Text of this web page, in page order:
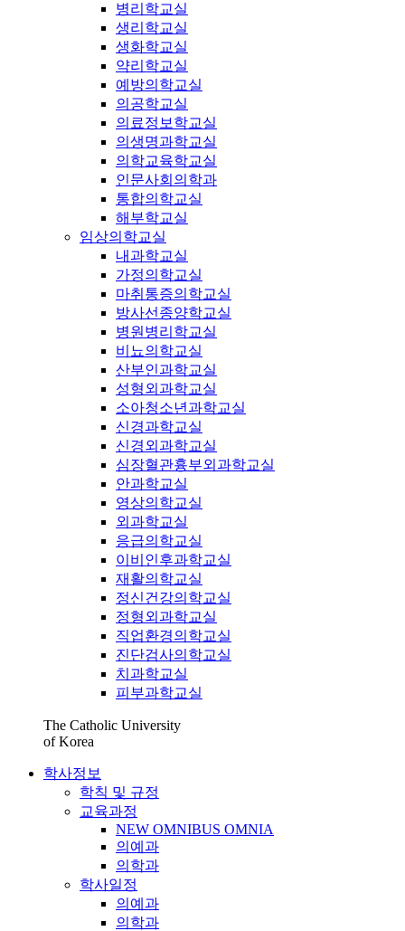
병리학교실
생리학교실
생화학교실
약리학교실
예방의학교실
의공학교실
의료정보학교실
의생명과학교실
의학교육학교실
인문사회의학과
통합의학교실
해부학교실
임상의학교실
내과학교실
가정의학교실
마취통증의학교실
방사선종양학교실
병원병리학교실
비뇨의학교실
산부인과학교실
성형외과학교실
소아청소년과학교실
신경과학교실
신경외과학교실
심장혈관흉부외과학교실
안과학교실
영상의학교실
외과학교실
응급의학교실
이비인후과학교실
재활의학교실
정신건강의학교실
정형외과학교실
직업환경의학교실
진단검사의학교실
치과학교실
피부과학교실
The Catholic University
of Korea
학사정보
학칙 및 규정
교육과정
NEW OMNIBUS OMNIA
의예과
의학과
학사일정
의예과
의학과